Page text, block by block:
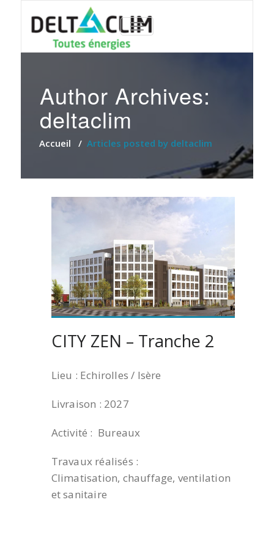
TOGGLE
NAVIGATION
Author Archives:
deltaclim
Accueil / Articles posted by deltaclim
CITY ZEN – Tranche 2
Lieu : Echirolles / Isère
Livraison : 2027
Activité : Bureaux
Travaux réalisés :
Climatisation, chauffage, ventilation
et sanitaire